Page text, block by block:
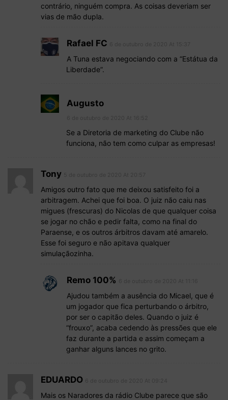
contrário, ninguém compra. As coisas deveriam ser
vias de mão dupla.
Rafael FC
A Tuna estava negociando com a “Estátua da
Liberdade”.
Augusto
Se a Diretoria de marketing do Clube não
funciona, não tem como culpar as empresas!
Tony
Amigos outro fato que me deixou satisfeito foi a
arbitragem. Achei que foi boa. O juiz não caiu nas
migues (frescuras) do Nicolas de que qualquer coisa
se jogar no chão e pedir falta, como na final do
Paraense, e os outros árbitros davam até amarelo.
Esse foi seguro e não apitava qualquer
simulaçãozinha.
Remo 100%
Ajudou também a ausência do Micael, que é
um jogador que fica perturbando o árbitro,
por ser o capitão deles. Quando o juiz é
“frouxo”, acaba cedendo às pressões que ele
faz durante a partida e assim começam a
ganhar alguns lances no grito.
EDUARDO
Mais os Naradores da rádio Clube parece que são